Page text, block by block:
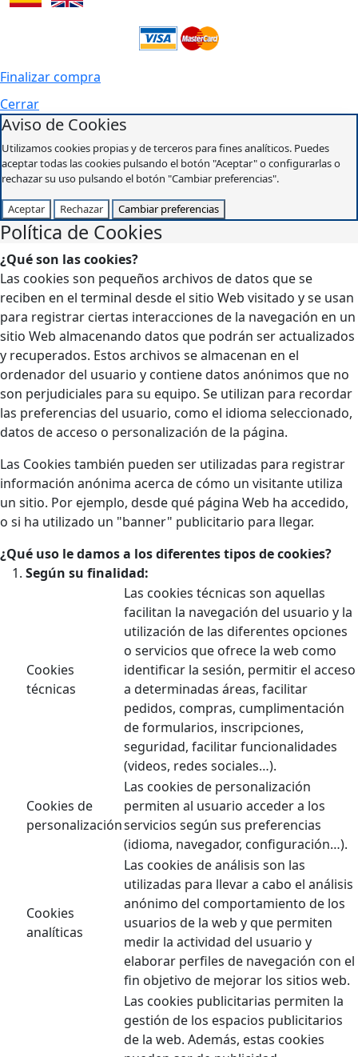
Finalizar compra
Cerrar
Aviso de Cookies
Utilizamos cookies propias y de terceros para fines analíticos. Puedes
aceptar todas las cookies pulsando el botón "Aceptar" o configurarlas o
rechazar su uso pulsando el botón "Cambiar preferencias".
Aceptar Rechazar Cambiar preferencias
Política de Cookies
¿Qué son las cookies?
Las cookies son pequeños archivos de datos que se
reciben en el terminal desde el sitio Web visitado y se usan
para registrar ciertas interacciones de la navegación en un
sitio Web almacenando datos que podrán ser actualizados
y recuperados. Estos archivos se almacenan en el
ordenador del usuario y contiene datos anónimos que no
son perjudiciales para su equipo. Se utilizan para recordar
las preferencias del usuario, como el idioma seleccionado,
datos de acceso o personalización de la página.
Las Cookies también pueden ser utilizadas para registrar
información anónima acerca de cómo un visitante utiliza
un sitio. Por ejemplo, desde qué página Web ha accedido,
o si ha utilizado un "banner" publicitario para llegar.
¿Qué uso le damos a los diferentes tipos de cookies?
Según su finalidad:
Cookies
técnicas
Las cookies técnicas son aquellas
facilitan la navegación del usuario y la
utilización de las diferentes opciones
o servicios que ofrece la web como
identificar la sesión, permitir el acceso
a determinadas áreas, facilitar
pedidos, compras, cumplimentación
de formularios, inscripciones,
seguridad, facilitar funcionalidades
(videos, redes sociales…).
Cookies de
personalización
Las cookies de personalización
permiten al usuario acceder a los
servicios según sus preferencias
(idioma, navegador, configuración…).
Cookies
analíticas
Las cookies de análisis son las
utilizadas para llevar a cabo el análisis
anónimo del comportamiento de los
usuarios de la web y que permiten
medir la actividad del usuario y
elaborar perfiles de navegación con el
fin objetivo de mejorar los sitios web.
Las cookies publicitarias permiten la
gestión de los espacios publicitarios
de la web. Además, estas cookies